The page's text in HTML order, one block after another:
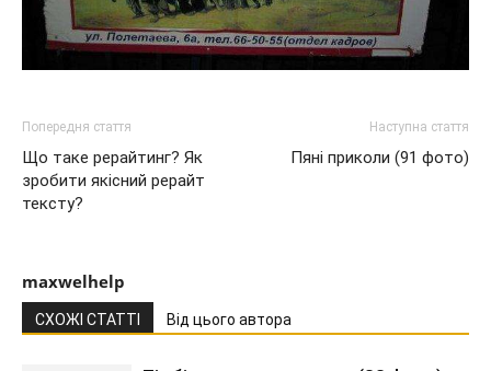
Попередня стаття
Що таке рерайтинг? Як
зробити якісний рерайт
тексту?
Наступна стаття
Пяні приколи (91 фото)
maxwelhelp
СХОЖІ СТАТТІ Від цього автора